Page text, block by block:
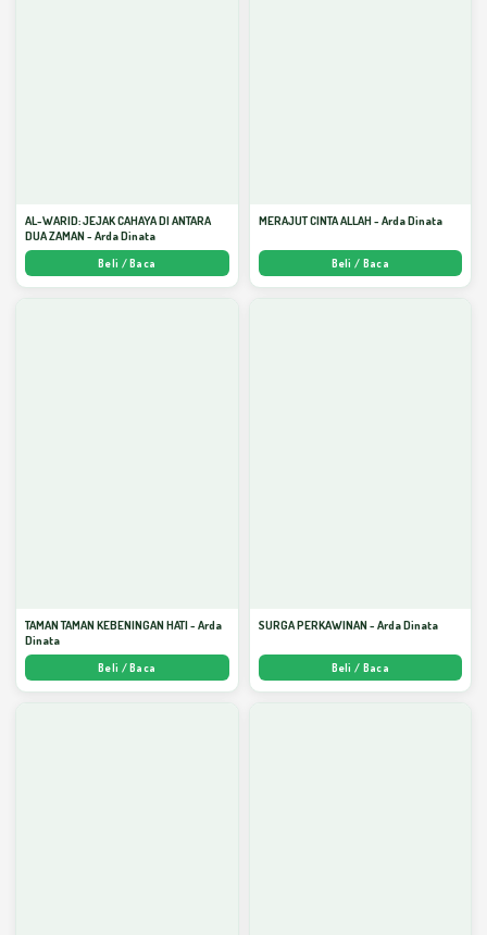
AL-WARID: JEJAK CAHAYA DI ANTARA
DUA ZAMAN - Arda Dinata
Beli / Baca
MERAJUT CINTA ALLAH - Arda Dinata
Beli / Baca
TAMAN TAMAN KEBENINGAN HATI - Arda
Dinata
Beli / Baca
SURGA PERKAWINAN - Arda Dinata
Beli / Baca